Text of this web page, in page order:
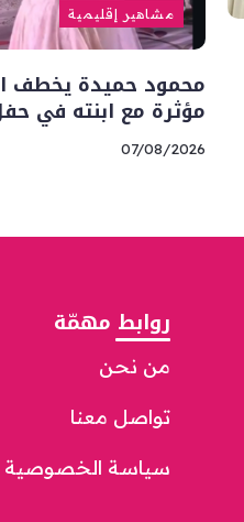
مشاهير إقليمية
محمود حميدة يخطف
مؤثرة مع ابنته في
07/08/2026
روابط مهمّة
من نحن
تواصل معنا
سياسة الخصوصية